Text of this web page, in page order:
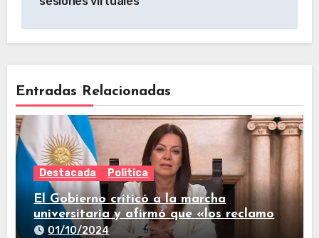
Entradas Relacionadas
Destacada Politica
El Gobierno criticó a la marcha
universitaria y afirmó que «los reclamos
están todos resueltos»
01/10/2024